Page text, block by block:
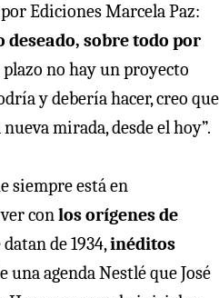
Ediciones Marcela Paz:
deseado, sobre todo por
no hay un proyecto
y debería hacer, creo que
mirada, desde el hoy”.
siempre está en
conlos orígenes de
de 1934,inéditos
una agenda Nestlé que José